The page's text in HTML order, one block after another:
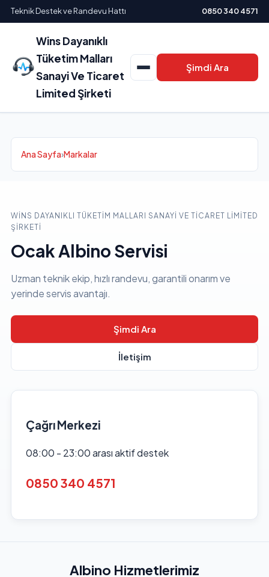
Teknik Destek ve Randevu Hattı 0850 340 4571
Wins Dayanıklı
Tüketim Malları
Sanayi Ve Ticaret
Limited Şirketi
Şimdi Ara
Ana Sayfa›Markalar
WINS DAYANIKLI TÜKETIM MALLARI SANAYI VE TICARET LIMITED
ŞIRKETI
Ocak Albino Servisi
Uzman teknik ekip, hızlı randevu, garantili onarım ve
yerinde servis avantajı.
Şimdi Ara
İletişim
Çağrı Merkezi
08:00 - 23:00 arası aktif destek
0850 340 4571
Albino Hizmetlerimiz